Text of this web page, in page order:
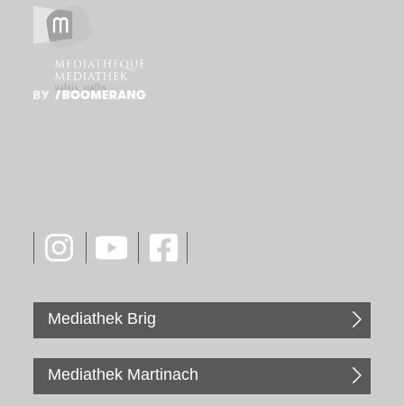
Mediathek Brig
Mediathek Martinach